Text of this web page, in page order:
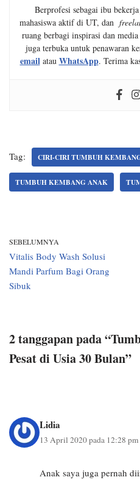
Berprofesi sebagai ibu bekerja
mahasiswa aktif di UT, dan
ruang berbagi inspirasi dan
juga terbuka untuk penawaran
email atau WhatsApp. Terima
Tag: CIRI-CIRI TUMBUH
TUMBUH KEMBANG ANAK
SEBELUMNYA
Vitalis Body Wash Solusi
Mandi Parfum Bagi Orang
Sibuk
2 tanggapan pada
Pesat di Usia 30 Bulan”
Lidia
13 April 2020 pada 12:28 pm
Anak saya juga pernah